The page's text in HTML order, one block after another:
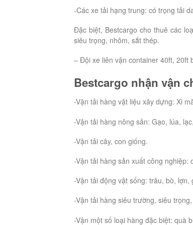
-Các xe tải hạng trung: có trọng tải
Đặc biệt, Bestcargo cho thuê các
siêu trọng, nhôm, sắt thép.
– Đội xe liên vận container 40ft, 20ft
Bestcargo nhận vận
-Vận tải hàng vật liệu xây dựng: Xi
-Vận tải hàng nông sản: Gạo, lúa,
-Vận tải cây, con giống.
-Vận tải hàng sản xuất công
-Vận tải động vật sống: trâu, bò,
-Vận tải hàng siêu trường, siêu
-Vận một số loại hàng đặc biệt: quà